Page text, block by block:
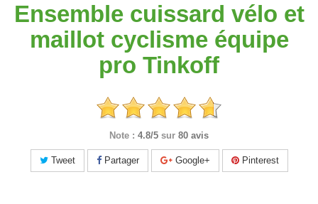
Ensemble cuissard vélo et
maillot cyclisme équipe
pro Tinkoff
Note : 4.8/5 sur 80 avis
Tweet Partager Google+ Pinterest